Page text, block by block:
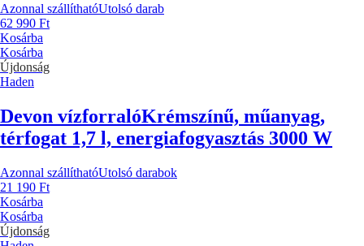
Azonnal szállíthatóUtolsó darab
62 990 Ft
Kosárba
Kosárba
Újdonság
Haden
Devon vízforralóKrémszínű, műanyag,
térfogat 1,7 l, energiafogyasztás 3000 W
Azonnal szállíthatóUtolsó darabok
21 190 Ft
Kosárba
Kosárba
Újdonság